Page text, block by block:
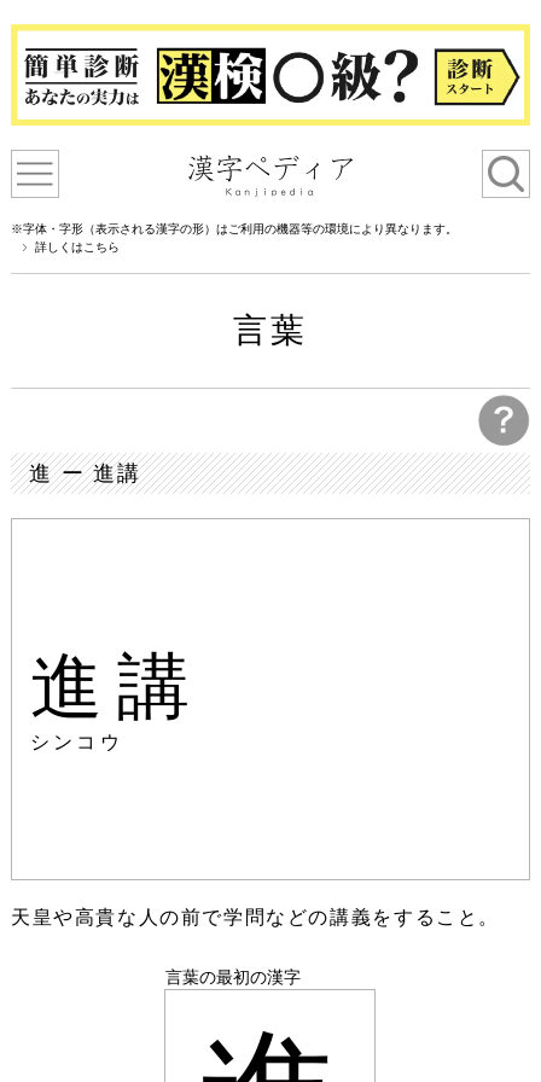
※字体・字形（表示される漢字の形）はご利用の機器等の環境により異なります。
詳しくはこちら
言葉
進 ー 進講
進講
シンコウ
天皇や高貴な人の前で学問などの講義をすること。
言葉の最初の漢字